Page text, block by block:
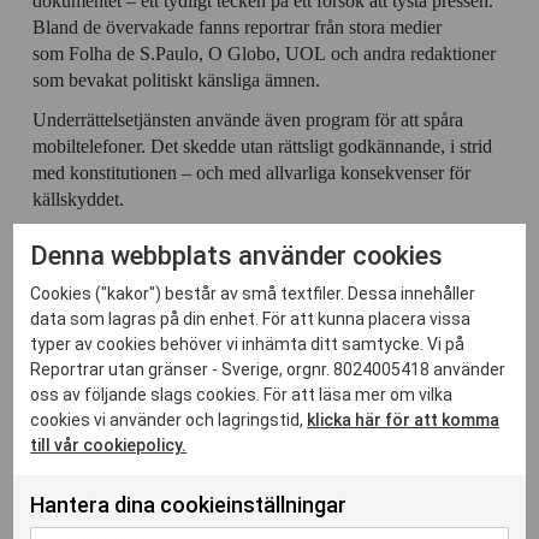
Bland de övervakade fanns reportrar från stora medier
som Folha de S.Paulo, O Globo, UOL och andra redaktioner
som bevakat politiskt känsliga ämnen.
Underrättelsetjänsten använde även program för att spåra
mobiltelefoner. Det skedde utan rättsligt godkännande, i strid
med konstitutionen – och med allvarliga konsekvenser för
källskyddet.
Underrättelsetjänsten skyddade
presidenten
Dokumentet visar att det inom underrättelsetjänsten ABIN
(Agência Brasileira de Inteligência) fanns en skuggavdelning
vars uppgift var att skydda Bolsonaros politiska och
personliga intressen.
Förutom journalister och civilsamhällesorganisationer riktades
övervakningen även mot domare, parlamentariker, advokater
Denna webbplats använder cookies
Cookies ("kakor") består av små textfiler. Dessa innehåller
data som lagras på din enhet. För att kunna placera vissa
typer av cookies behöver vi inhämta ditt samtycke. Vi på
Reportrar utan gränser - Sverige, orgnr. 8024005418 använder
oss av följande slags cookies. För att läsa mer om vilka
cookies vi använder och lagringstid, klicka här för att komma
till vår cookiepolicy.
Hantera dina cookieinställningar